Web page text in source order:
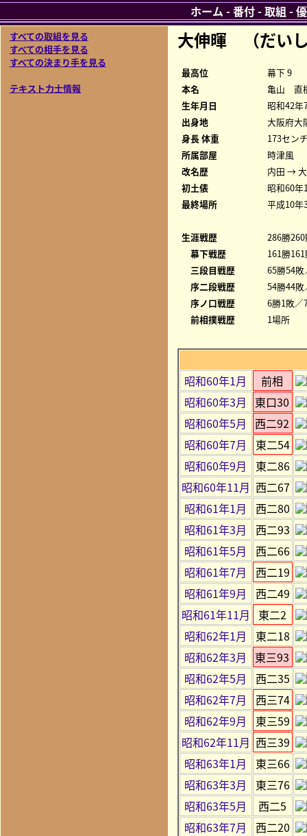
すべての取組を見る
すべての相手を見る
すべての決まり手を見る
テキスト力士情報
大伸暉 （だい
最高位
幕下 9
本名
亀山 直
生年月日
昭和42年
出身地
大阪府大
身長 体重
173セン
所属部屋
時津風
改名歴
内田 →
初土俵
昭和60年
最終場所
平成10年
生涯戦歴
286勝
幕下戦歴
161勝
三段目戦歴
65勝54
序二段戦歴
54勝44
序ノ口戦歴
6勝1敗／
前相撲戦歴
1場所
昭和60年1月
前相
昭和60年3月
東口30
昭和60年5月
西二92
昭和60年7月
東二54
昭和60年9月
東二86
昭和60年11月 西二67
昭和61年1月
西二80
昭和61年3月
西二93
昭和61年5月
西二66
昭和61年7月
西二19
昭和61年9月
西二49
昭和61年11月
東二2
昭和62年1月
東二18
昭和62年3月
東三93
昭和62年5月
西二35
昭和62年7月
西三74
昭和62年9月
東三59
昭和62年11月 西三39
昭和63年1月
東三66
昭和63年3月
東三76
昭和63年5月
西二5
昭和63年7月
西二20
ホーム -番付-取組 -